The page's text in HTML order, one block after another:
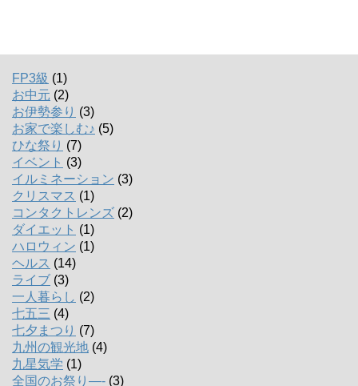
FP3級 (1)
お中元 (2)
お伊勢参り (3)
お家で楽しむ♪ (5)
ひな祭り (7)
イベント (3)
イルミネーション (3)
クリスマス (1)
コンタクトレンズ (2)
ダイエット (1)
ハロウィン (1)
ヘルス (14)
ライブ (3)
一人暮らし (2)
七五三 (4)
七夕まつり (7)
九州の観光地 (4)
九星気学 (1)
全国のお祭り―- (3)